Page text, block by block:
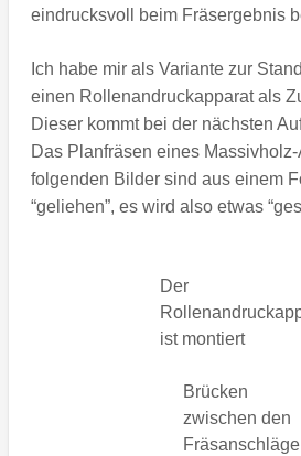
eindrucksvoll beim Fräsergebnis
Ich habe mir als Variante zur
einen Rollenandruckapparat als
Dieser kommt bei der nächsten
Das Planfräsen eines
folgenden Bilder sind aus einem
“geliehen”, es wird also etwas
Der
ist montiert
Brücken
zwischen den